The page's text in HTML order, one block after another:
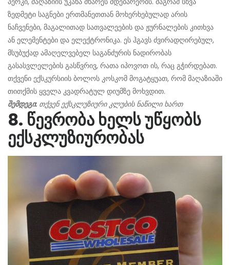
ზედმეტი საგნები ერთმანეთთან მოხერხებულად არის
ნაჩვენები, მაგალითად სათვალეების და ჟურნალების კითხვა
ან ელემენტები და ელექტრონიკა. ეს ჰგავს ძვირადღირებულ,
მსუბუქად ამაღელვებელ საგანძურის ნადირობას
გასასვლელების გასწვრივ, რათა იპოვოთ ის, რაც გჭირდებათ.
თქვენი ექსკურსიის ბოლოს კოსკომ მოგატყუათ, რომ მაღაზიაში
თითქმის ყველა კვადრატულ დიუმზე მოხვდით.
შემდეგი: თქვენ ექსკლუზიური კლუბის ნაწილი ხართ
8. წევრობა ხელს უწყობს
ექსკლუზიურობას